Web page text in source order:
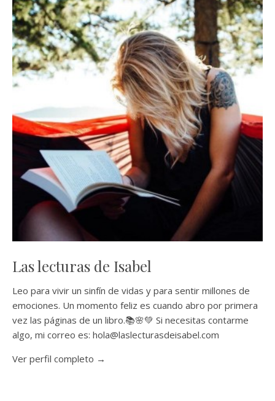
Las lecturas de Isabel
Leo para vivir un sinfín de vidas y para sentir millones de
emociones. Un momento feliz es cuando abro por primera
vez las páginas de un libro.📚🌸💚 Si necesitas contarme
algo, mi correo es: hola@laslecturasdeisabel.com
Ver perfil completo →